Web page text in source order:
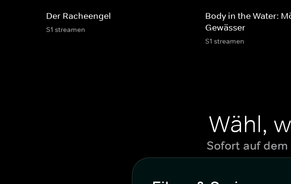
Der Racheengel
S1 streamen
Body in the Water:
Gewässer
S1 streamen
Wähl,
Sofort auf